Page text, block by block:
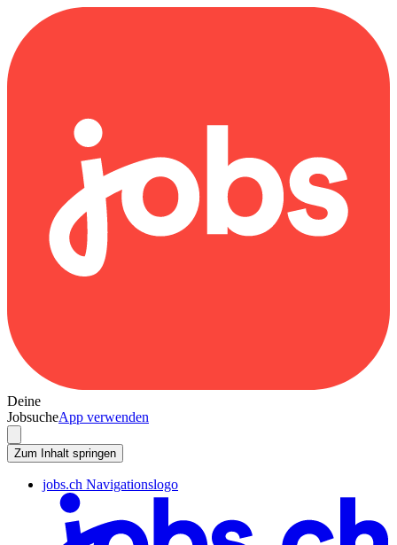
Deine
JobsucheApp verwenden
Zum Inhalt springen
jobs.ch Navigationslogo